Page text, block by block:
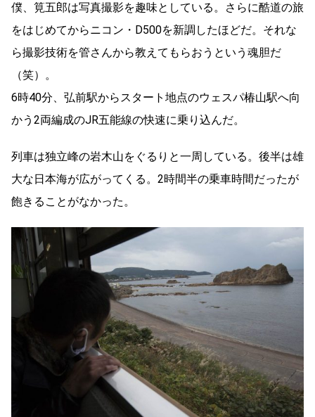
僕、筧五郎は写真撮影を趣味としている。さらに酷道の旅
をはじめてからニコン・D500を新調したほどだ。それな
ら撮影技術を管さんから教えてもらおうという魂胆だ
（笑）。
6時40分、弘前駅からスタート地点のウェスパ椿山駅へ向
かう2両編成のJR五能線の快速に乗り込んだ。
列車は独立峰の岩木山をぐるりと一周している。後半は雄
大な日本海が広がってくる。2時間半の乗車時間だったが
飽きることがなかった。